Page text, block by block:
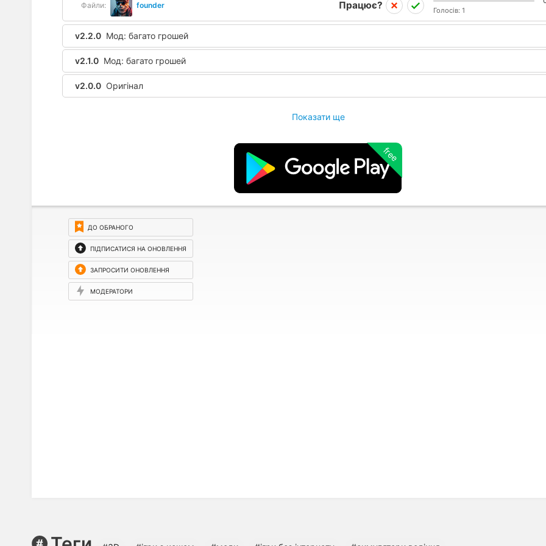
Файли: founder Працює? Голосів: 1
v2.2.0 Мод: багато грошей
v2.1.0 Мод: багато грошей
v2.0.0 Оригінал
Показати ще
free
ДО ОБРАНОГО
ПІДПИСАТИСЯ НА ОНОВЛЕННЯ
ЗАПРОСИТИ ОНОВЛЕННЯ
МОДЕРАТОРИ